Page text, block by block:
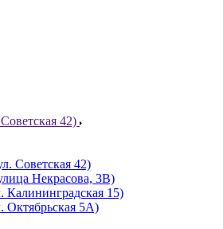
42)
Советская 42)
Некрасова, 3В)
Калининградская 15)
Октябрьская 5А)